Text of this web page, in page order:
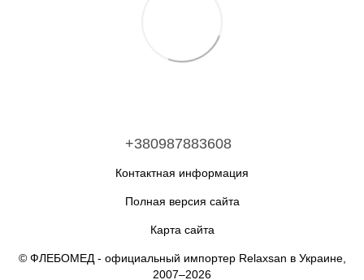
+380987883608
Контактная информация
Полная версия сайта
Карта сайта
© ФЛЕБОМЕД - официальный импортер Relaxsan в Украине,
2007–2026